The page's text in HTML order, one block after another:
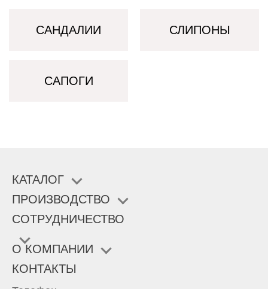
САНДАЛИИ СЛИПОНЫ
САПОГИ
КАТАЛОГ
ПРОИЗВОДСТВО
СОТРУДНИЧЕСТВО
О КОМПАНИИ
КОНТАКТЫ